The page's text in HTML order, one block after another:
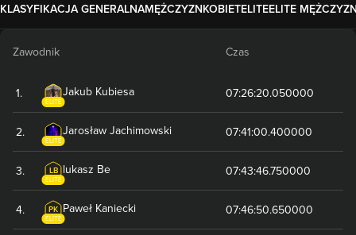
KLASYFIKACJA GENERALNAMĘŻCZYZNKOBIETELITEELITE
Zawodnik Czas
1.
ELITE
Jakub Kubiesa 07:26:20.050000
2.
ELITE
Jarosław Jachimowski 07:41:00.400000
3. LB
ELITE
lukasz Be 07:43:46.750000
4. PK
ELITE
Paweł Kaniecki 07:46:50.650000